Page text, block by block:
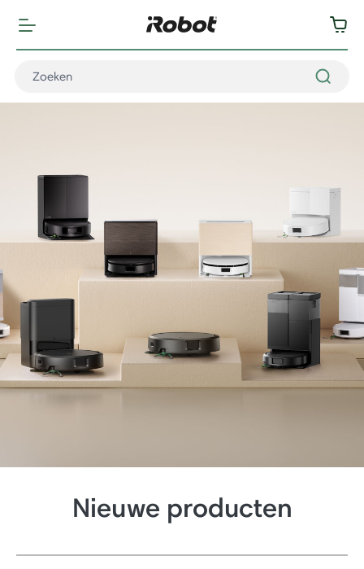
Nieuwe producten